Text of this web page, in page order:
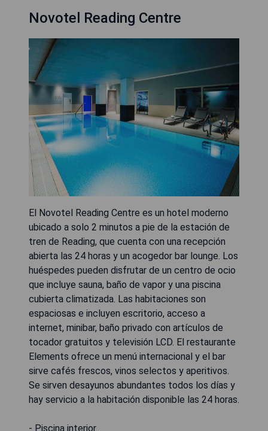
Novotel Reading Centre
El Novotel Reading Centre es un hotel moderno
ubicado a solo 2 minutos a pie de la estación de
tren de Reading, que cuenta con una recepción
abierta las 24 horas y un acogedor bar lounge. Los
huéspedes pueden disfrutar de un centro de ocio
que incluye sauna, baño de vapor y una piscina
cubierta climatizada. Las habitaciones son
espaciosas e incluyen escritorio, acceso a
internet, minibar, baño privado con artículos de
tocador gratuitos y televisión LCD. El restaurante
Elements ofrece un menú internacional y el bar
sirve cafés frescos, vinos selectos y aperitivos.
Se sirven desayunos abundantes todos los días y
hay servicio a la habitación disponible las 24 horas.
- Piscina interior.